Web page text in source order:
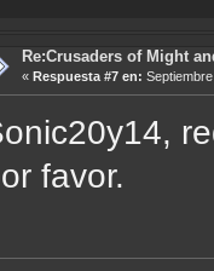
Re:Crusaders of Might
« Respuesta #7 en:
favor.